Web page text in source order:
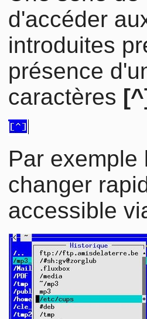
d'accéder
introduites
présence
caractères
Par exemple
changer
accessible